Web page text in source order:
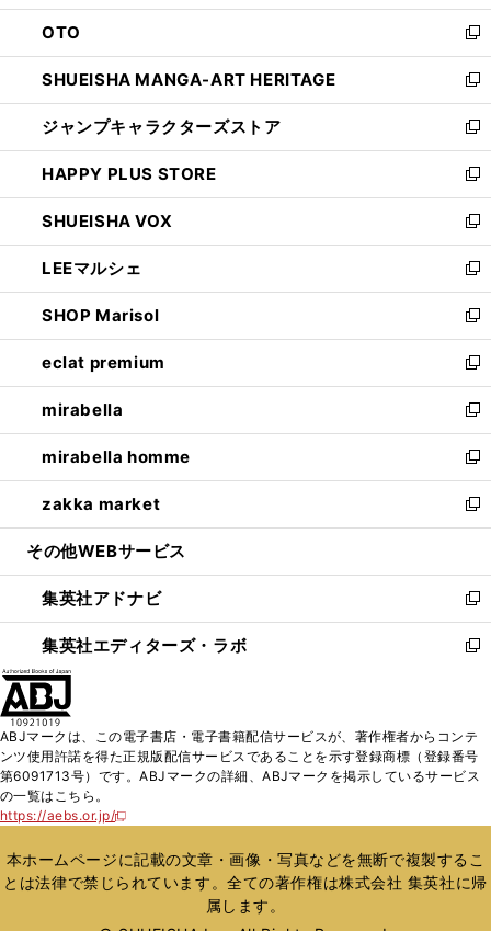
ウ
で
開
く
ン
ド
ウ
で
開
く
OTO
新
し
い
ウ
ィ
ン
ド
ウ
で
開
く
SHUEISHA MANGA-ART HERITAGE
新
し
い
ウ
ィ
ン
ド
ウ
で
開
く
ジャンプキャラクターズストア
新
し
い
ウ
ィ
ン
ド
ウ
で
開
く
HAPPY PLUS STORE
新
し
い
ウ
ィ
ン
ド
ウ
で
開
く
SHUEISHA VOX
新
し
い
ウ
ィ
ン
ド
ウ
で
開
く
LEEマルシェ
新
し
い
ウ
ィ
ン
ド
ウ
で
開
く
SHOP Marisol
新
し
い
ウ
ィ
ン
ド
ウ
で
開
eclat premium
新
し
い
ウ
ィ
ン
ド
ウ
開
く
mirabella
新
し
い
ウ
ィ
ン
ウ
で
開
く
mirabella homme
新
し
い
ウ
ン
ド
ウ
で
zakka market
新
し
ウ
ィ
ン
ド
く
その他WEBサービス
集英社アドナビ
新
し
い
ド
ウ
で
集英社エディターズ・ラボ
新
ィ
ン
ド
開
く
ABJマークは、この電子書店・電子書籍配信サービスが、著作権者からコンテ
ンツ使用許諾を得た正規版配信サービスであることを示す登録商標（登録番号
第6091713号）です。ABJマークの詳細、ABJマークを掲示しているサービス
の一覧はこちら。
https://aebs.or.jp/
新
い
ウ
ィ
本ホームページに記載の文章・画像・写真などを無断で複製するこ
とは法律で禁じられています。全ての著作権は株式会社 集英社に帰
属します。